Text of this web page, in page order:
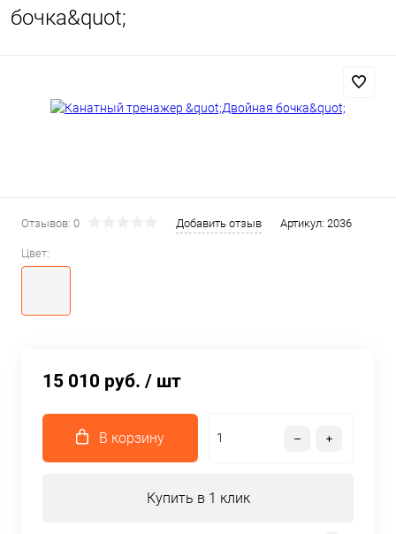
бочка&quot;
Отзывов: 0 Добавить отзыв Артикул: 2036
Цвет:
15 010 руб. / шт
В корзину
Купить в 1 клик